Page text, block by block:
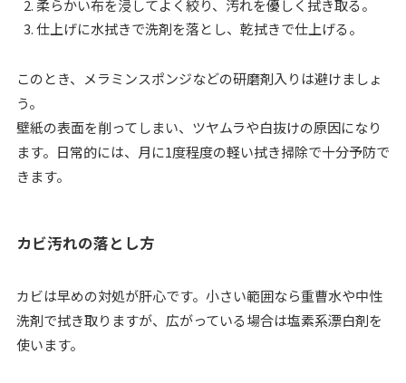
柔らかい布を浸してよく絞り、汚れを優しく拭き取る。
仕上げに水拭きで洗剤を落とし、乾拭きで仕上げる。
このとき、メラミンスポンジなどの研磨剤入りは避けましょ
う。
壁紙の表面を削ってしまい、ツヤムラや白抜けの原因になり
ます。日常的には、月に1度程度の軽い拭き掃除で十分予防で
きます。
カビ汚れの落とし方
カビは早めの対処が肝心です。小さい範囲なら重曹水や中性
洗剤で拭き取りますが、広がっている場合は塩素系漂白剤を
使います。